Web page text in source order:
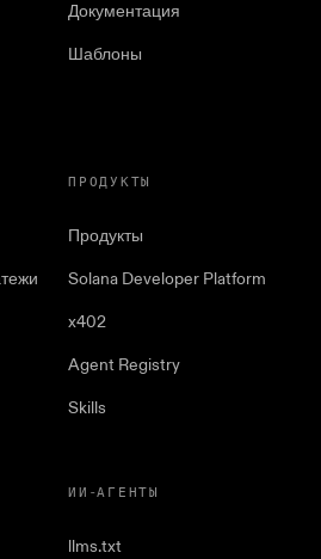
Документация
Шаблоны
ПРОДУКТЫ
Продукты
Solana Developer Platform
x402
Agent Registry
Skills
ИИ-АГЕНТЫ
llms.txt